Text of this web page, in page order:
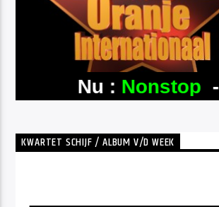
KWARTET SCHIJF / ALBUM V/D WEEK